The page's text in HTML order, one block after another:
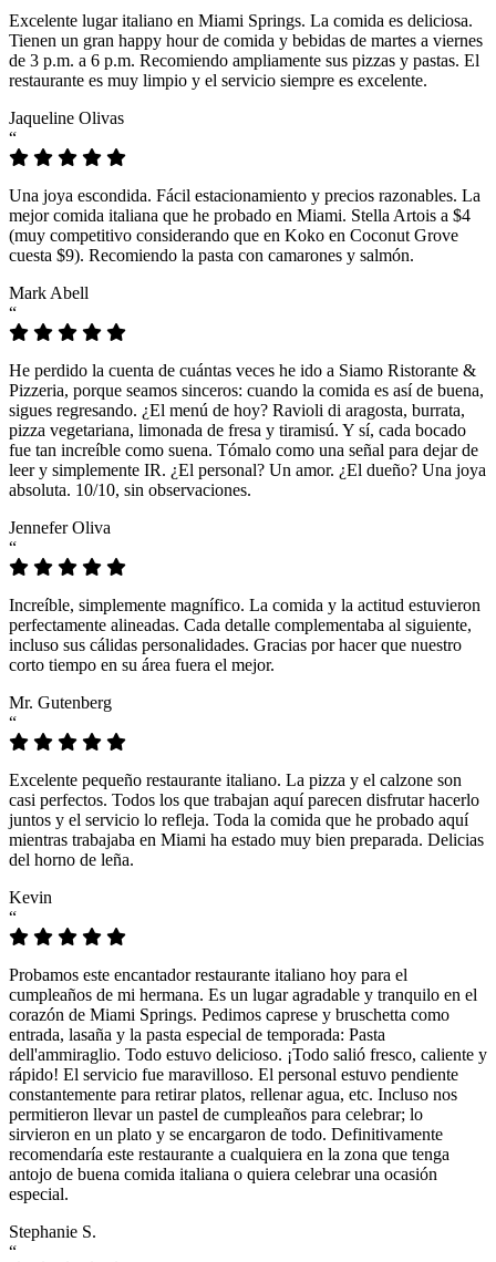
Excelente lugar italiano en Miami Springs. La comida es deliciosa.
Tienen un gran happy hour de comida y bebidas de martes a viernes
de 3 p.m. a 6 p.m. Recomiendo ampliamente sus pizzas y pastas. El
restaurante es muy limpio y el servicio siempre es excelente.
Jaqueline Olivas
“
Una joya escondida. Fácil estacionamiento y precios razonables. La
mejor comida italiana que he probado en Miami. Stella Artois a $4
(muy competitivo considerando que en Koko en Coconut Grove
cuesta $9). Recomiendo la pasta con camarones y salmón.
Mark Abell
“
He perdido la cuenta de cuántas veces he ido a Siamo Ristorante &
Pizzeria, porque seamos sinceros: cuando la comida es así de buena,
sigues regresando. ¿El menú de hoy? Ravioli di aragosta, burrata,
pizza vegetariana, limonada de fresa y tiramisú. Y sí, cada bocado
fue tan increíble como suena. Tómalo como una señal para dejar de
leer y simplemente IR. ¿El personal? Un amor. ¿El dueño? Una joya
absoluta. 10/10, sin observaciones.
Jennefer Oliva
“
Increíble, simplemente magnífico. La comida y la actitud estuvieron
perfectamente alineadas. Cada detalle complementaba al siguiente,
incluso sus cálidas personalidades. Gracias por hacer que nuestro
corto tiempo en su área fuera el mejor.
Mr. Gutenberg
“
Excelente pequeño restaurante italiano. La pizza y el calzone son
casi perfectos. Todos los que trabajan aquí parecen disfrutar hacerlo
juntos y el servicio lo refleja. Toda la comida que he probado aquí
mientras trabajaba en Miami ha estado muy bien preparada. Delicias
del horno de leña.
Kevin
“
Probamos este encantador restaurante italiano hoy para el
cumpleaños de mi hermana. Es un lugar agradable y tranquilo en el
corazón de Miami Springs. Pedimos caprese y bruschetta como
entrada, lasaña y la pasta especial de temporada: Pasta
dell'ammiraglio. Todo estuvo delicioso. ¡Todo salió fresco, caliente y
rápido! El servicio fue maravilloso. El personal estuvo pendiente
constantemente para retirar platos, rellenar agua, etc. Incluso nos
permitieron llevar un pastel de cumpleaños para celebrar; lo
sirvieron en un plato y se encargaron de todo. Definitivamente
recomendaría este restaurante a cualquiera en la zona que tenga
antojo de buena comida italiana o quiera celebrar una ocasión
especial.
Stephanie S.
“